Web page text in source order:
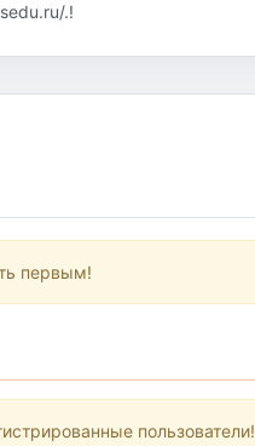
.!
первым!
пользователи!